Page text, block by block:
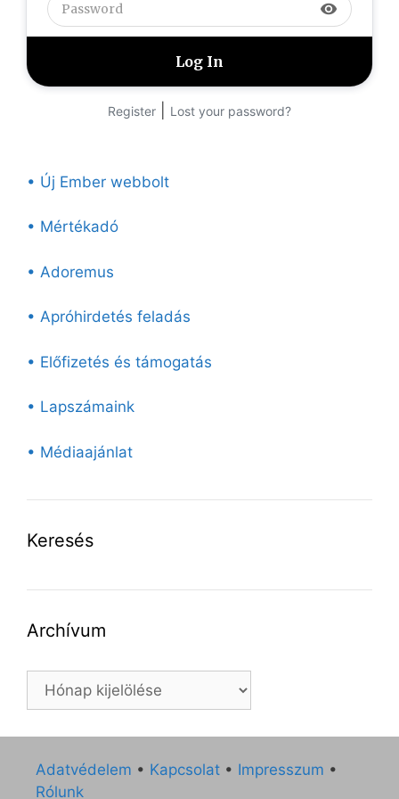
visibility
Register Lost your password?
• Új Ember webbolt
• Mértékadó
• Adoremus
• Apróhirdetés feladás
• Előfizetés és támogatás
• Lapszámaink
• Médiaajánlat
Keresés
Archívum
Archívum
Adatvédelem • Kapcsolat • Impresszum •
Rólunk